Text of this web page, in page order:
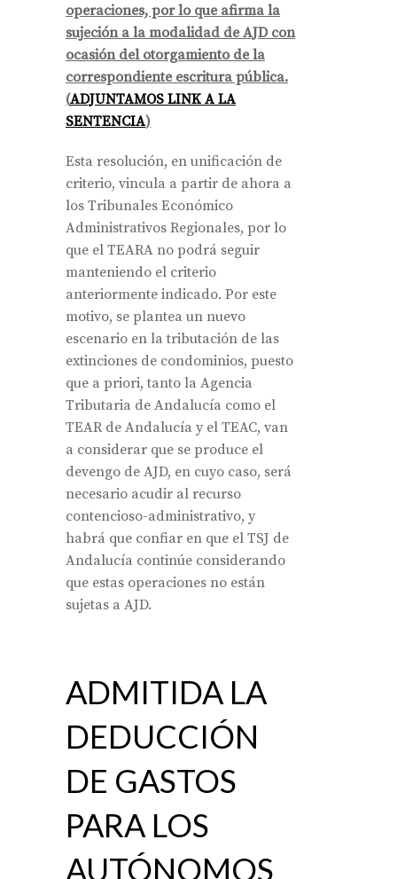
operaciones, por lo que afirma la
sujeción a la modalidad de AJD con
ocasión del otorgamiento de la
correspondiente escritura pública.
(ADJUNTAMOS LINK A LA
SENTENCIA)
Esta resolución, en unificación de
criterio, vincula a partir de ahora a
los Tribunales Económico
Administrativos Regionales, por lo
que el TEARA no podrá seguir
manteniendo el criterio
anteriormente indicado. Por este
motivo, se plantea un nuevo
escenario en la tributación de las
extinciones de condominios, puesto
que a priori, tanto la Agencia
Tributaria de Andalucía como el
TEAR de Andalucía y el TEAC, van
a considerar que se produce el
devengo de AJD, en cuyo caso, será
necesario acudir al recurso
contencioso-administrativo, y
habrá que confiar en que el TSJ de
Andalucía continúe considerando
que estas operaciones no están
sujetas a AJD.
ADMITIDA LA
DEDUCCIÓN
DE GASTOS
PARA LOS
AUTÓNOMOS